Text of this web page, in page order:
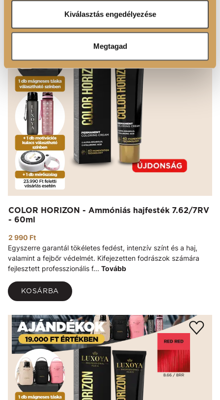
Ön által használt más szolgáltatásokból gyűjtöttek.
Kiválasztás engedélyezése
Megtagad
COLOR HORIZON - Ammóniás hajfesték 7.62/7RV
- 60ml
2 990 Ft
Egyszerre garantál tökéletes fedést, intenzív színt és a haj,
valamint a fejbőr védelmét. Kifejezetten fodrászok számára
fejlesztett professzionális f... Tovább
KOSÁRBA